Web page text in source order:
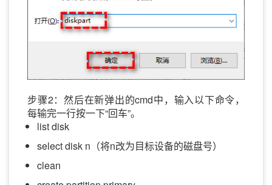
步骤2：然后在新弹出的cmd中，输入以下命令，
每输完一行按一下“回车”。
list disk
select disk n（将n改为目标设备的磁盘号）
clean